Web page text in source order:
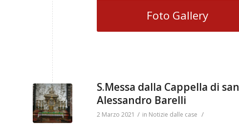
Foto Gallery
S.Messa dalla Cappella di
Alessandro Barelli
2 Marzo 2021 / in Notizie dalle case /